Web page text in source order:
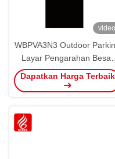
video
WBPVA3N3 Outdoor
Layar Pengarahan Besar
OEM ODM
Dapatkan Harga Terbaik